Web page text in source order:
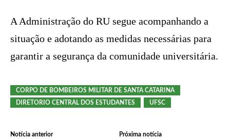
A Administração do RU segue acompanhando a
situação e adotando as medidas necessárias para
garantir a segurança da comunidade universitária.
CORPO DE BOMBEIROS MILITAR DE SANTA CATARINA
DIRETORIO CENTRAL DOS ESTUDANTES
UFSC
Notícia anterior Próxima notícia